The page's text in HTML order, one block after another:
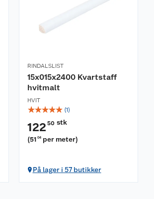
RINDALSLIST
15x015x2400 Kvartstaff
hvitmalt
HVIT
☆☆☆☆☆ (1)
122 50 stk
(51 04 per meter)
På lager i 57 butikker